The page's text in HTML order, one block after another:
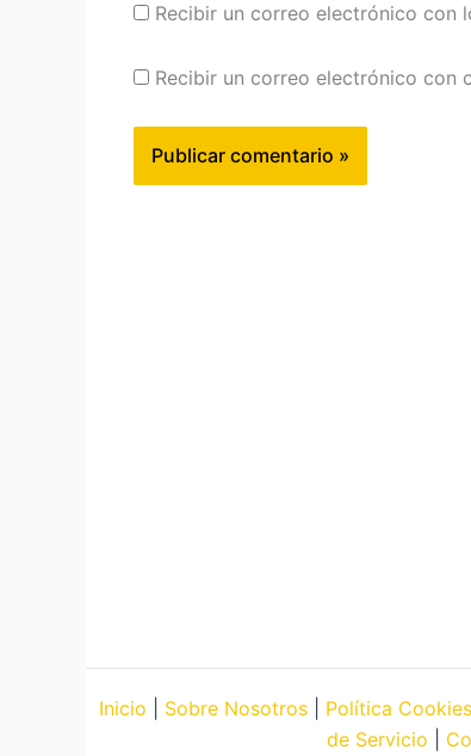
Recibir un correo electrónico con
Recibir un correo electrónico con
Inicio Sobre Nosotros Política Cookies
de Servicio